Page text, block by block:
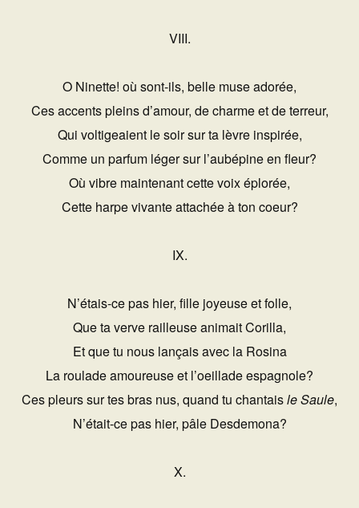
VIII.
O Ninette! où sont-ils, belle muse adorée,
Ces accents pleins d’amour, de charme et de terreur,
Qui voltigeaient le soir sur ta lèvre inspirée,
Comme un parfum léger sur l’aubépine en fleur?
Où vibre maintenant cette voix éplorée,
Cette harpe vivante attachée à ton coeur?
IX.
N’étais-ce pas hier, fille joyeuse et folle,
Que ta verve railleuse animait Corilla,
Et que tu nous lançais avec la Rosina
La roulade amoureuse et l’oeillade espagnole?
Ces pleurs sur tes bras nus, quand tu chantaisle Saule,
N’était-ce pas hier, pâle Desdemona?
X.